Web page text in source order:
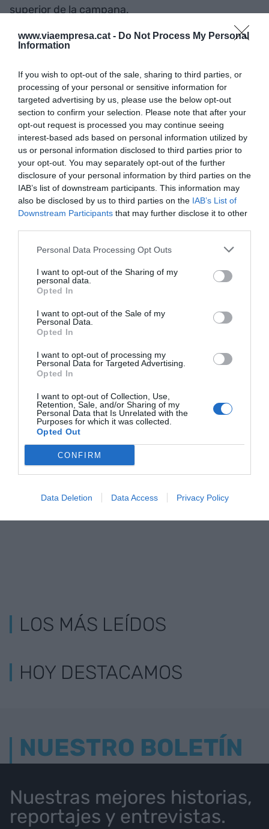
www.viaempresa.cat - Do Not Process My Personal
Information
If you wish to opt-out of the sale, sharing to third parties, or
processing of your personal or sensitive information for
targeted advertising by us, please use the below opt-out
section to confirm your selection. Please note that after your
opt-out request is processed you may continue seeing
interest-based ads based on personal information utilized by
us or personal information disclosed to third parties prior to
your opt-out. You may separately opt-out of the further
disclosure of your personal information by third parties on the
IAB’s list of downstream participants. This information may
also be disclosed by us to third parties on the IAB’s List of
Downstream Participants that may further disclose it to other
Personal Data Processing Opt Outs
I want to opt-out of the Sharing of my
personal data.
Opted In
I want to opt-out of the Sale of my
Personal Data.
Opted In
I want to opt-out of processing my
Personal Data for Targeted Advertising.
Opted In
I want to opt-out of Collection, Use,
Retention, Sale, and/or Sharing of my
Personal Data that Is Unrelated with the
Purposes for which it was collected.
Opted Out
CONFIRM
Data Deletion Data Access Privacy Policy
superior de la campana.
El otro vehículo de aguas profundas de REV
del 2021 y se sumergió con éxito en Malloy Deep y
Gakkel Ridge en el Océano Ártico (3.800 metros),
una muestra del éxito de los respiraderos
hidrotermales.
AñadirVIA Empresacomo fuente preferida
de Google de forma gratuita
Mantente informado con las últimas noticias de
actualidad
ACTIVAR AHORA
RELACIONADAS
El cable submarino
Medusa llegará a
Barcelona en 2024
La economía azul en Catalunya,
¿estamos preparados?
LOS MÁS LEÍDOS
HOY DESTACAMOS
NUESTRO BOLETÍN
Nuestras mejores historias,
reportajes y entrevistas.